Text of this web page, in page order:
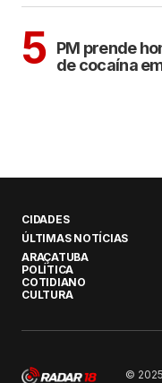
5 PM prende
de cocaína
CIDADES
ÚLTIMAS NOTÍCIAS
ARAÇATUBA
POLÍTICA
COTIDIANO
CULTURA
©